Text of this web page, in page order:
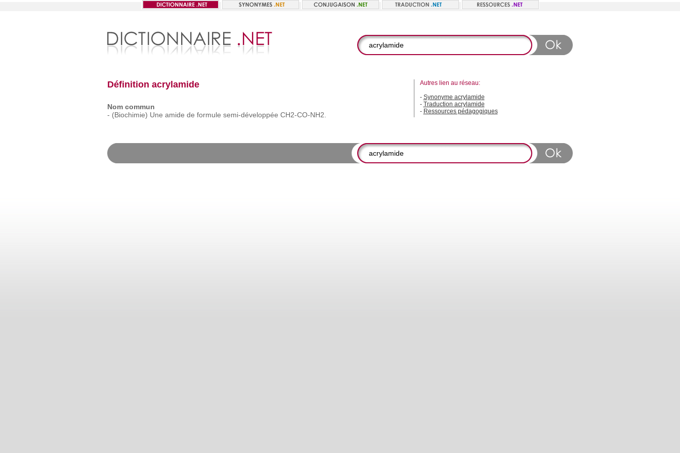
Définition acrylamide
Nom commun
- (Biochimie) Une amide de formule semi-développée CH2-CO-NH2.
Autres lien au réseau:
- Synonyme acrylamide
- Traduction acrylamide
- Ressources pédagogiques